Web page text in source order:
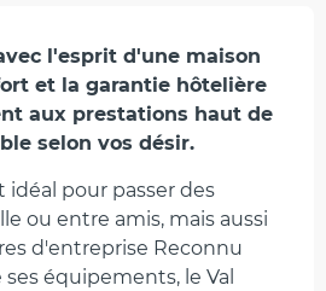
l'esprit d'une maison
et la garantie hôtelière
aux prestations haut de
selon vos désir.
idéal pour passer des
ou entre amis, mais aussi
d'entreprise Reconnu
équipements, le Val